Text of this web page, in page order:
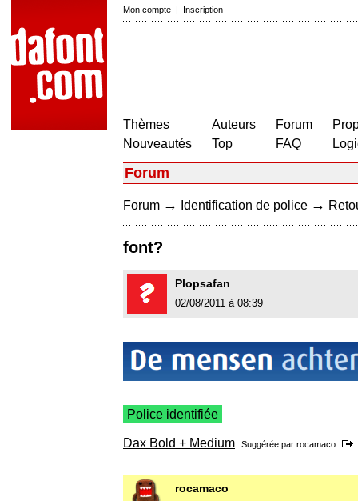
Mon compte | Inscription
Thèmes
Nouveautés
Auteurs
Top
Forum
FAQ
Forum
Forum → Identification de police →
font?
Plopsafan
02/08/2011 à 08:39
Police identifiée
Dax Bold + Medium Suggérée par rocamaco
rocamaco